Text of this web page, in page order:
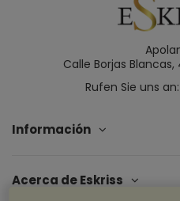
Calle Borjas
Rufen Sie uns
Información
Acerca de Eskriss